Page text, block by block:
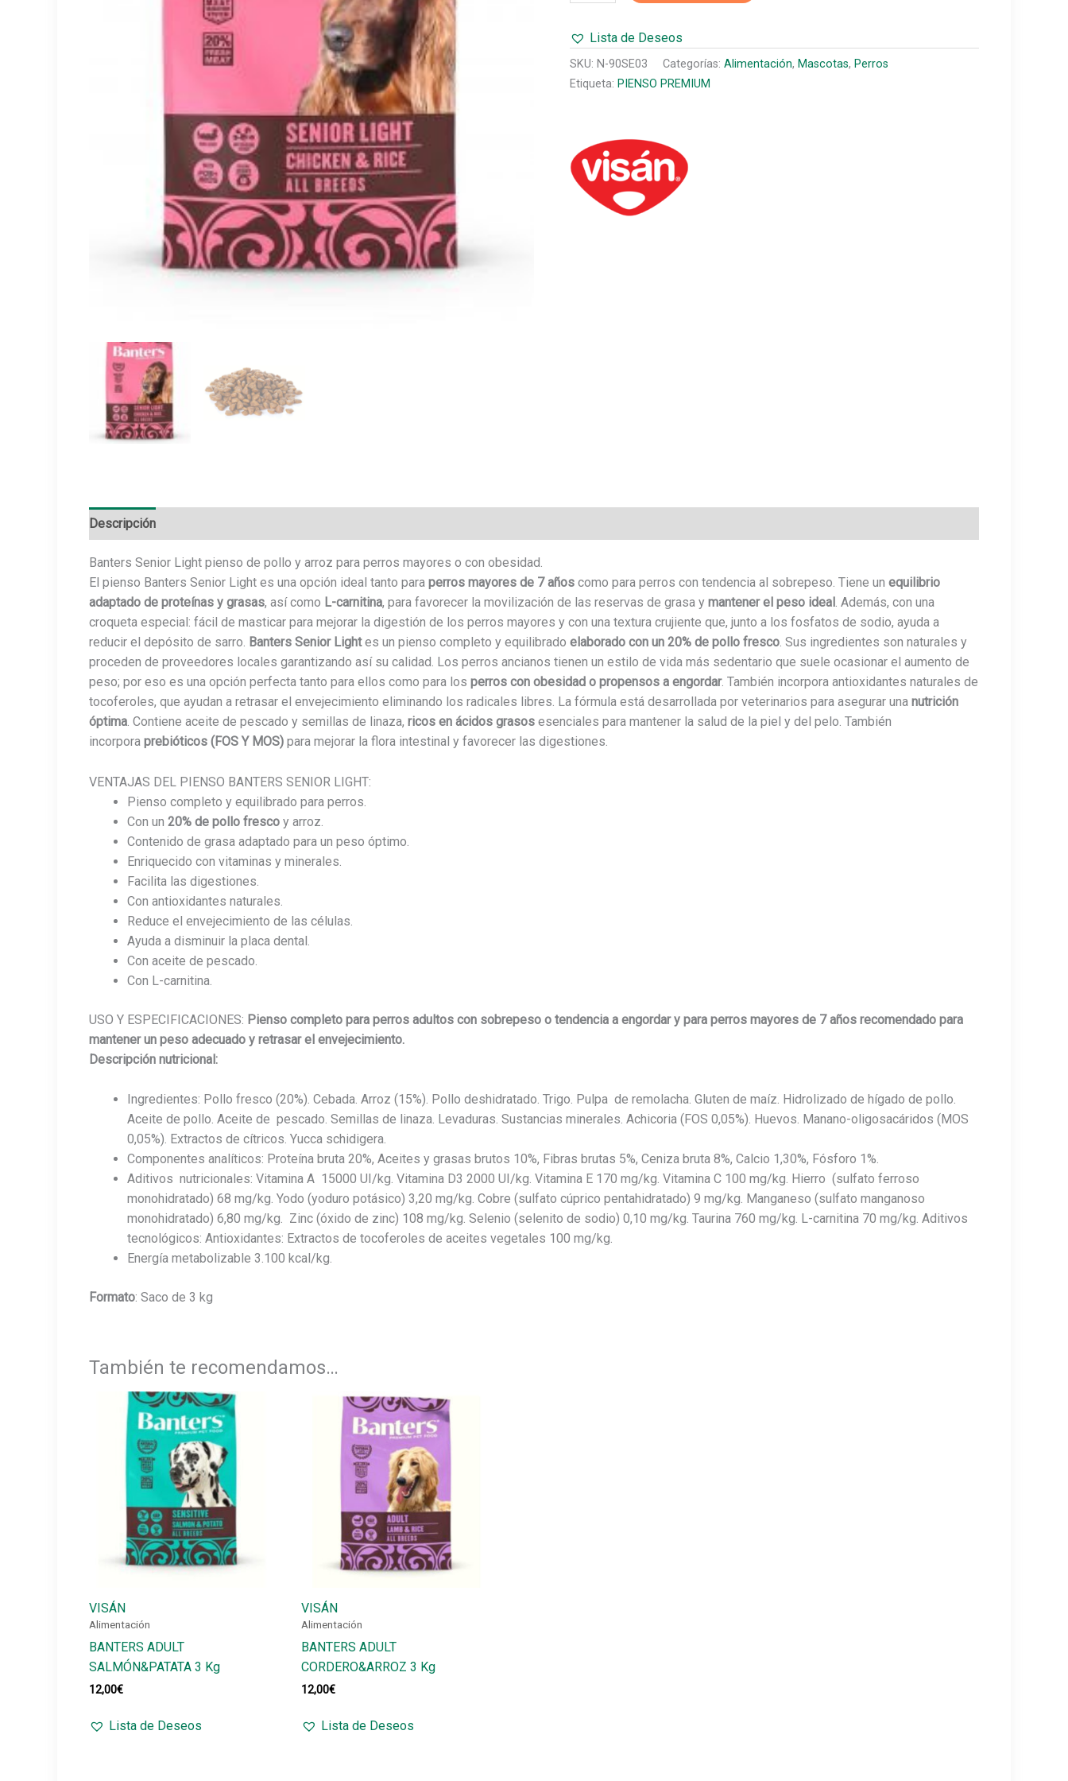
ADULT
POLLO&ARROZ
3
Kg
Lista de Deseos
SKU: N-90SE03 Categorías: Alimentación, Mascotas, Perros
Etiqueta: PIENSO PREMIUM
Descripción
Banters Senior Light pienso de pollo y arroz para perros mayores o con obesidad.
El pienso Banters Senior Light es una opción ideal tanto para perros mayores de 7 años como para perros con tendencia al sobrepeso. Tiene un equilibrio
adaptado de proteínas y grasas, así como L-carnitina, para favorecer la movilización de las reservas de grasa y mantener el peso ideal . Además, con una
croqueta especial: fácil de masticar para mejorar la digestión de los perros mayores y con una textura crujiente que, junto a los fosfatos de sodio, ayuda a
reducir el depósito de sarro. Banters Senior Lightes un pienso completo y equilibrado elaborado con un 20% de pollo fresco. Sus ingredientes son naturales y
proceden de proveedores locales garantizando así su calidad. Los perros ancianos tienen un estilo de vida más sedentario que suele ocasionar el aumento de
peso; por eso es una opción perfecta tanto para ellos como para los perros con obesidad o propensos a engordar. También incorpora antioxidantes naturales de
tocoferoles, que ayudan a retrasar el envejecimiento eliminando los radicales libres. La fórmula está desarrollada por veterinarios para asegurar una nutrición
óptima. Contiene aceite de pescado y semillas de linaza, ricos en ácidos grasos esenciales para mantener la salud de la piel y del pelo. También
incorpora prebióticos (FOS Y MOS) para mejorar la flora intestinal y favorecer las digestiones.
VENTAJAS DEL PIENSO BANTERS SENIOR LIGHT:
Pienso completo y equilibrado para perros.
Con un 20% de pollo fresco y arroz.
Contenido de grasa adaptado para un peso óptimo.
Enriquecido con vitaminas y minerales.
Facilita las digestiones.
Con antioxidantes naturales.
Reduce el envejecimiento de las células.
Ayuda a disminuir la placa dental.
Con aceite de pescado.
Con L-carnitina.
USO Y ESPECIFICACIONES: Pienso completo para perros adultos con sobrepeso o tendencia a engordar y para perros mayores de 7 años recomendado para
mantener un peso adecuado y retrasar el envejecimiento.
Descripción nutricional:
Ingredientes: Pollo fresco (20%). Cebada. Arroz (15%). Pollo deshidratado. Trigo. Pulpa de remolacha. Gluten de maíz. Hidrolizado de hígado de pollo.
Aceite de pollo. Aceite de pescado. Semillas de linaza. Levaduras. Sustancias minerales. Achicoria (FOS 0,05%). Huevos. Manano-oligosacáridos (MOS
0,05%). Extractos de cítricos. Yucca schidigera.
Componentes analíticos: Proteína bruta 20%, Aceites y grasas brutos 10%, Fibras brutas 5%, Ceniza bruta 8%, Calcio 1,30%, Fósforo 1%.
Aditivos nutricionales: Vitamina A 15000 UI/kg. Vitamina D3 2000 UI/kg. Vitamina E 170 mg/kg. Vitamina C 100 mg/kg. Hierro (sulfato ferroso
monohidratado) 68 mg/kg. Yodo (yoduro potásico) 3,20 mg/kg. Cobre (sulfato cúprico pentahidratado) 9 mg/kg. Manganeso (sulfato manganoso
monohidratado) 6,80 mg/kg. Zinc (óxido de zinc) 108 mg/kg. Selenio (selenito de sodio) 0,10 mg/kg. Taurina 760 mg/kg. L-carnitina 70 mg/kg. Aditivos
tecnológicos: Antioxidantes: Extractos de tocoferoles de aceites vegetales 100 mg/kg.
Energía metabolizable 3.100 kcal/kg.
Formato: Saco de 3 kg
También te recomendamos…
VISÁN
Alimentación
BANTERS ADULT
SALMÓN&PATATA 3 Kg
12,00€
Lista de Deseos
VISÁN
Alimentación
BANTERS ADULT
CORDERO&ARROZ 3 Kg
12,00€
Lista de Deseos